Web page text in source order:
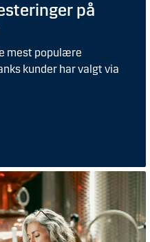
på
mest populære
kunder har valgt via